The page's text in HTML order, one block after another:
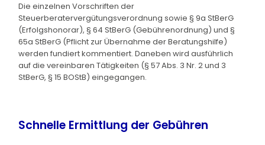
Die einzelnen Vorschriften der
Steuerberatervergütungsverordnung sowie § 9a StBerG
(Erfolgshonorar), § 64 StBerG (Gebührenordnung) und §
65a StBerG (Pflicht zur Übernahme der Beratungshilfe)
werden fundiert kommentiert. Daneben wird ausführlich
auf die vereinbaren Tätigkeiten (§ 57 Abs. 3 Nr. 2 und 3
StBerG, § 15 BOStB) eingegangen.
Schnelle Ermittlung der Gebühren